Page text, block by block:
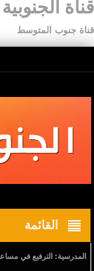
قناة الجنوبية
قناة جنوب المتوسط
القائمة
الترفيع في مساعدات أبناء